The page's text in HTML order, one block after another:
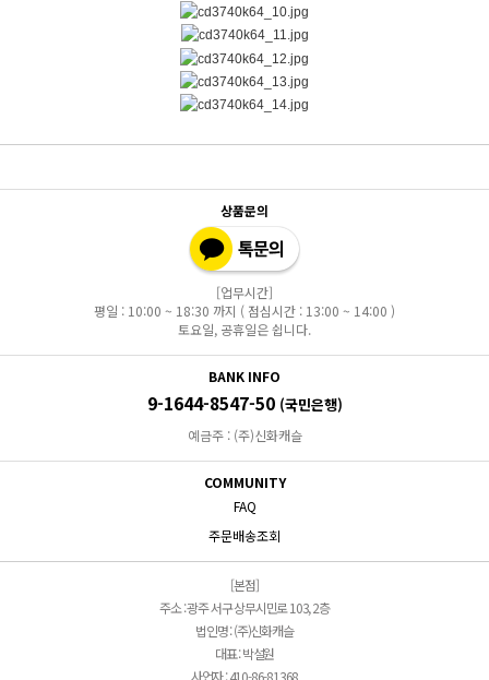
상품문의
[업무시간]
평일 : 10:00 ~ 18:30 까지 ( 점심시간 : 13:00 ~ 14:00 )
토요일, 공휴일은 쉽니다.
BANK INFO
9-1644-8547-50 (국민은행)
예금주 : (주)신화캐슬
COMMUNITY
FAQ
주문배송조회
[본점]
주소 : 광주 서구 상무시민로 103, 2층
법인명 : (주)신화캐슬
대표 : 박설원